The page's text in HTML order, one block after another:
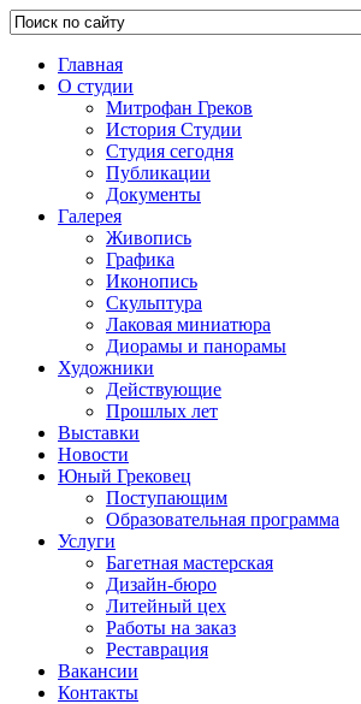
Главная
О студии
Митрофан Греков
История Студии
Студия сегодня
Публикации
Документы
Галерея
Живопись
Графика
Иконопись
Скульптура
Лаковая миниатюра
Диорамы и панорамы
Художники
Действующие
Прошлых лет
Выставки
Новости
Юный Грековец
Поступающим
Образовательная программа
Услуги
Багетная мастерская
Дизайн-бюро
Литейный цех
Работы на заказ
Реставрация
Вакансии
Контакты